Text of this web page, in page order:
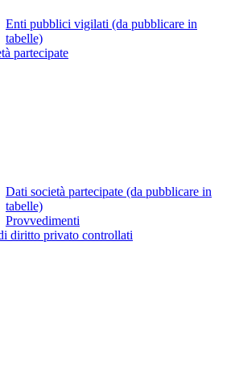
Enti pubblici vigilati (da pubblicare in
tabelle)
partecipate
Dati società partecipate (da pubblicare in
tabelle)
Provvedimenti
diritto privato controllati